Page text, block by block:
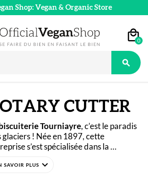
Shop: Vegan & Organic Store
0

CUTTER
Tourniayre, c’est le paradis
glaciers ! Née en 1897, cette
s’est spécialisée dans la
gaufrettes. Certifié Vegan depuis
expand_more